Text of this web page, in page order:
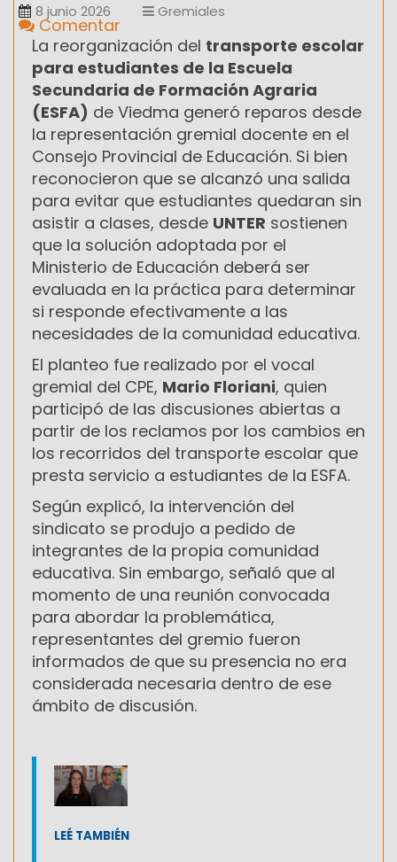
8 junio 2026 Gremiales
Comentar
La reorganización del transporte escolar
para estudiantes de la Escuela
Secundaria de Formación Agraria
(ESFA) de Viedma generó reparos desde
la representación gremial docente en el
Consejo Provincial de Educación. Si bien
reconocieron que se alcanzó una salida
para evitar que estudiantes quedaran sin
asistir a clases, desde UNTER sostienen
que la solución adoptada por el
Ministerio de Educación deberá ser
evaluada en la práctica para determinar
si responde efectivamente a las
necesidades de la comunidad educativa.
El planteo fue realizado por el vocal
gremial del CPE, Mario Floriani, quien
participó de las discusiones abiertas a
partir de los reclamos por los cambios en
los recorridos del transporte escolar que
presta servicio a estudiantes de la ESFA.
Según explicó, la intervención del
sindicato se produjo a pedido de
integrantes de la propia comunidad
educativa. Sin embargo, señaló que al
momento de una reunión convocada
para abordar la problemática,
representantes del gremio fueron
informados de que su presencia no era
considerada necesaria dentro de ese
ámbito de discusión.
LEÉ TAMBIÉN